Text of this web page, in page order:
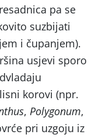
pa se
suzbijati
i čupanjem).
usjevi sporo
korovi (npr.
, Polygonum,
pri uzgoju iz